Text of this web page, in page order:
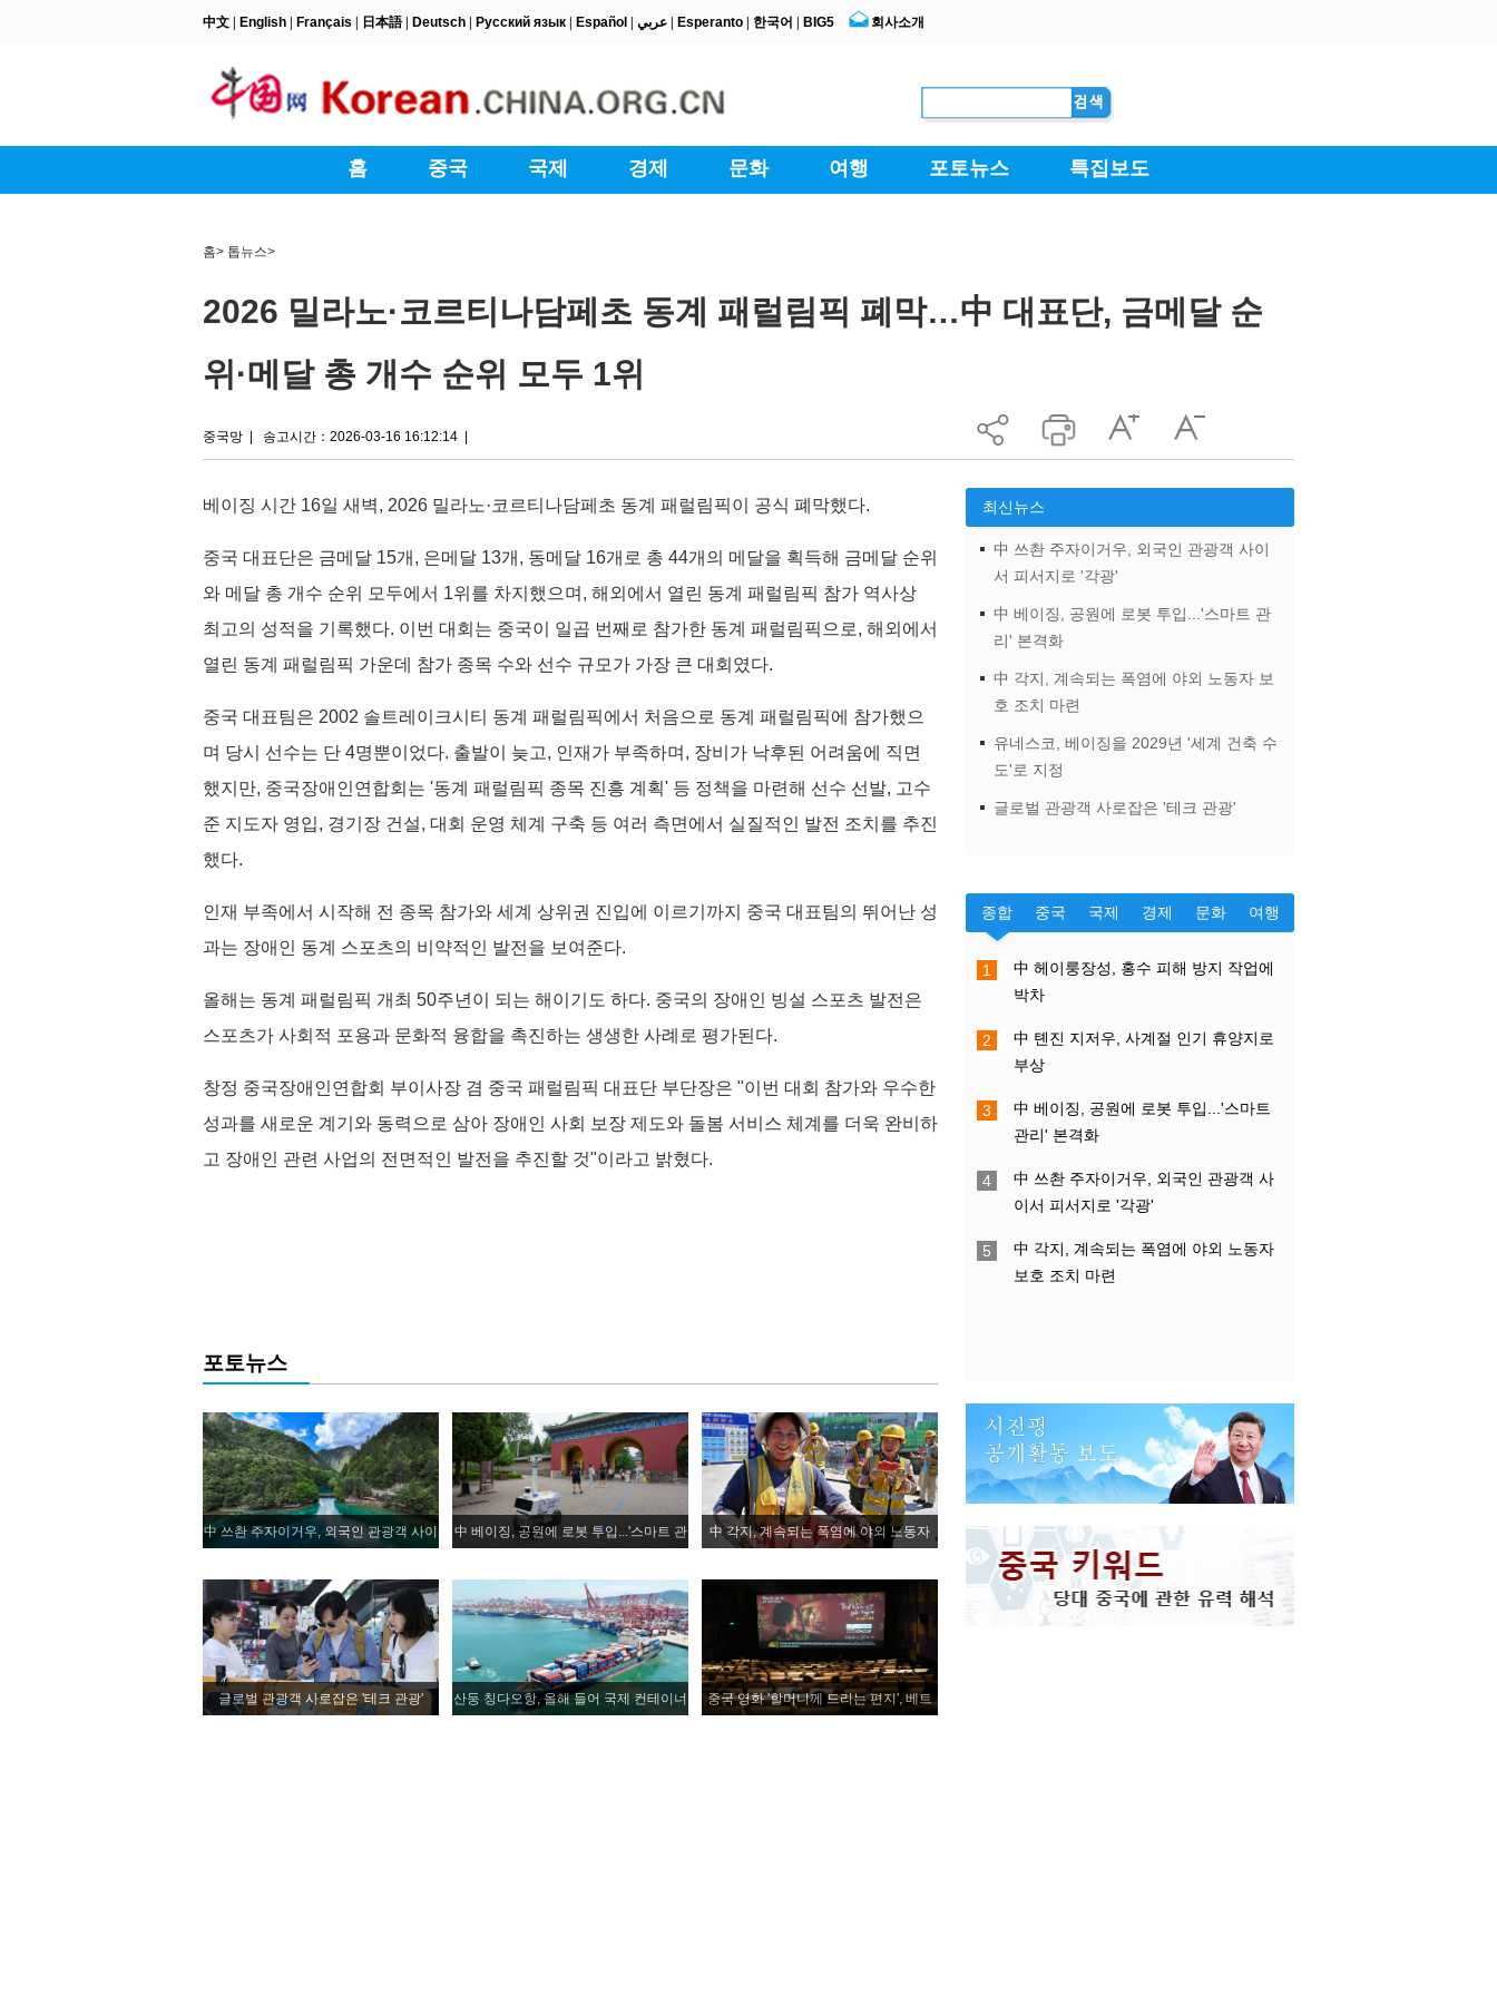
홈> 톱뉴스>
2026 밀라노·코르티나담페초 동계 패럴림픽 폐막…中 대표단, 금메달 순
위·메달 총 개수 순위 모두 1위
중국망 송고시간：2026-03-16 16:12:14
베이징 시간 16일 새벽, 2026 밀라노·코르티나담페초 동계 패럴림픽이 공식 폐막했다.
중국 대표단은 금메달 15개, 은메달 13개, 동메달 16개로 총 44개의 메달을 획득해 금메달 순위
와 메달 총 개수 순위 모두에서 1위를 차지했으며, 해외에서 열린 동계 패럴림픽 참가 역사상
최고의 성적을 기록했다. 이번 대회는 중국이 일곱 번째로 참가한 동계 패럴림픽으로, 해외에서
열린 동계 패럴림픽 가운데 참가 종목 수와 선수 규모가 가장 큰 대회였다.
중국 대표팀은 2002 솔트레이크시티 동계 패럴림픽에서 처음으로 동계 패럴림픽에 참가했으
며 당시 선수는 단 4명뿐이었다. 출발이 늦고, 인재가 부족하며, 장비가 낙후된 어려움에 직면
했지만, 중국장애인연합회는 '동계 패럴림픽 종목 진흥 계획' 등 정책을 마련해 선수 선발, 고수
준 지도자 영입, 경기장 건설, 대회 운영 체계 구축 등 여러 측면에서 실질적인 발전 조치를 추진
했다.
인재 부족에서 시작해 전 종목 참가와 세계 상위권 진입에 이르기까지 중국 대표팀의 뛰어난 성
과는 장애인 동계 스포츠의 비약적인 발전을 보여준다.
올해는 동계 패럴림픽 개최 50주년이 되는 해이기도 하다. 중국의 장애인 빙설 스포츠 발전은
스포츠가 사회적 포용과 문화적 융합을 촉진하는 생생한 사례로 평가된다.
창정 중국장애인연합회 부이사장 겸 중국 패럴림픽 대표단 부단장은 "이번 대회 참가와 우수한
성과를 새로운 계기와 동력으로 삼아 장애인 사회 보장 제도와 돌봄 서비스 체계를 더욱 완비하
고 장애인 관련 사업의 전면적인 발전을 추진할 것"이라고 밝혔다.